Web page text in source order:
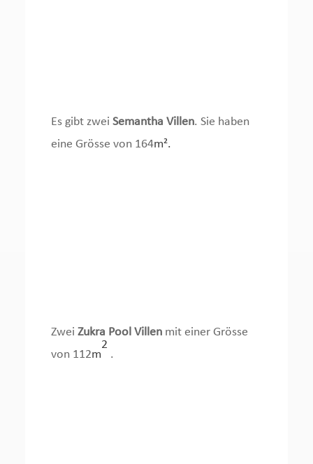
Es gibt zweiSemantha Villen. Sie haben
eine Grösse von 164m².
ZweiZukra Pool Villen mit einer Grösse
von 112m
2
.